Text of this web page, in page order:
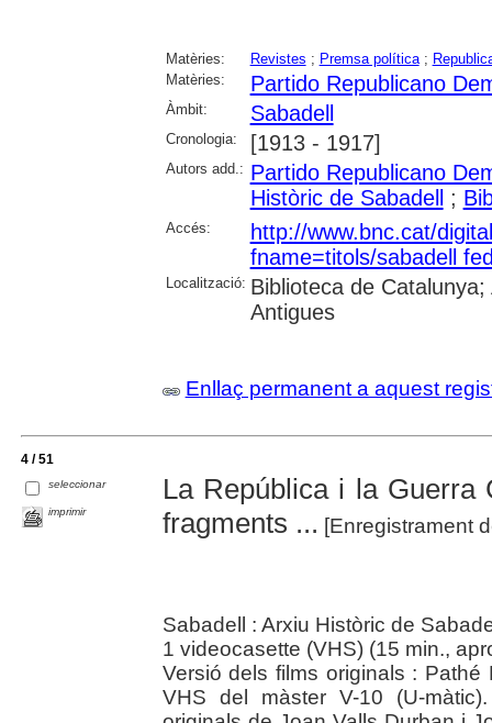
Matèries: Revistes ; Premsa política;
Matèries:
Partido Republicano
Àmbit: Sabadell
Cronologia: [1913 - 1917]
Autors add.: Partido Republicano
Històric de Sabadell
;
Accés:
http://www.bnc.cat/
fname=titols/sabadell
Localització: Biblioteca de
Antigues
Enllaç permanent a aquest
4 / 51
seleccionar
imprimir
La República i la Guerra
fragments ... [Enregistrament
Sabadell : Arxiu Històric de
1 videocasette (VHS) (15 min.,
Versió dels films originals :
VHS del màster V-10 (U-